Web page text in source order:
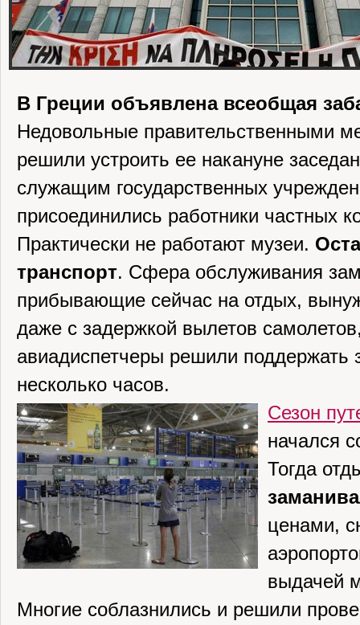
В Греции объявлена всеобщая
Недовольные правительственными
решили устроить ее накануне
служащим государственных
присоединились работники частных
Практически не работают музеи.
транспорт. Сфера обслуживания
прибывающие сейчас на отдых,
даже с задержкой вылетов
авиадиспетчеры решили поддержать
несколько часов.
Сезон
начался
Тогда
ценами,
выдачей
Многие соблазнились и решили